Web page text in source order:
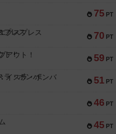
75 PT
70 PT
クスプレス
59 PT
アウト！
51 PT
イスラ・ボンバ
46 PT
45 PT